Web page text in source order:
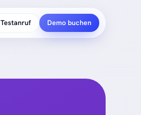
Testanruf Demo buchen